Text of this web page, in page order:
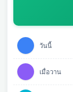
วันนี้
เมื่อวาน